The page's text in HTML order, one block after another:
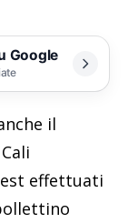
Google
il
effettuati